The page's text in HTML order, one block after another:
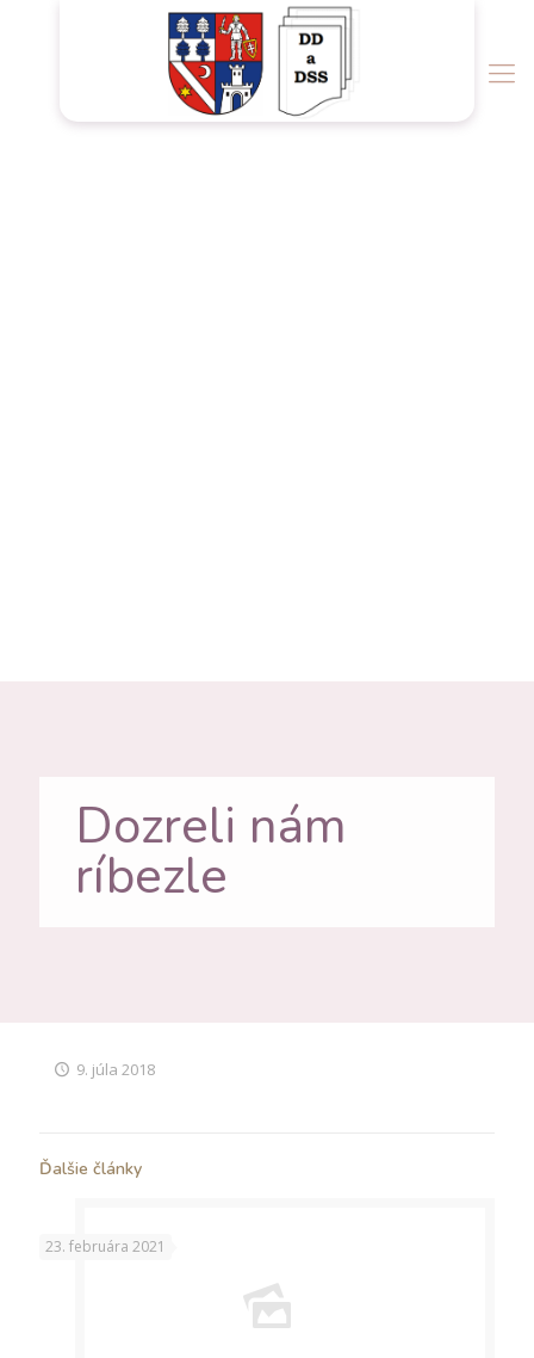
Dozreli nám
ríbezle
9. júla 2018
Ďalšie články
23. februára 2021